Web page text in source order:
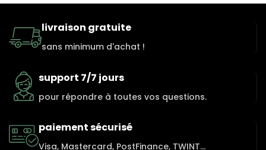
livraison gratuite
sans minimum d'achat !
support 7/7 jours
pour répondre à toutes vos questions.
paiement sécurisé
Visa, Mastercard, PostFinance, TWINT...